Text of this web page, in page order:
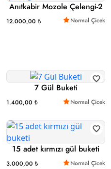
Anıtkabir Mozole Çelengi-2
12.000,00 ₺ Normal Çicek
7 Gül Buketi
1.400,00 ₺ Normal Çicek
15 adet kırmızı gül buketi
3.000,00 ₺ Normal Çicek